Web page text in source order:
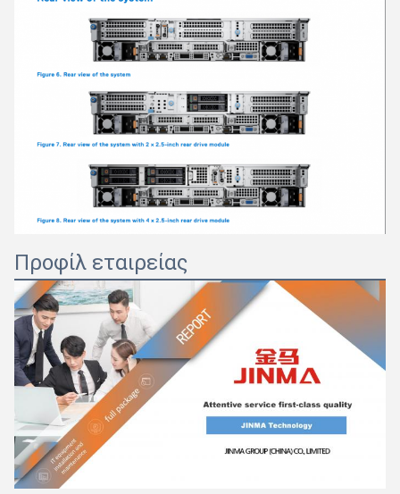
Προφίλ εταιρείας